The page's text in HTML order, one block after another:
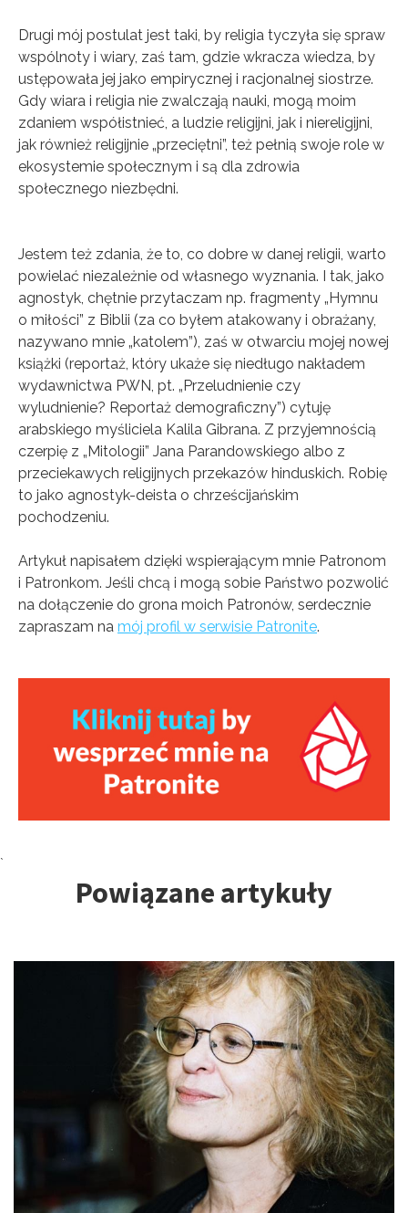
Drugi mój postulat jest taki, by religia tyczyła się spraw
wspólnoty i wiary, zaś tam, gdzie wkracza wiedza, by
ustępowała jej jako empirycznej i racjonalnej siostrze.
Gdy wiara i religia nie zwalczają nauki, mogą moim
zdaniem współistnieć, a ludzie religijni, jak i niereligijni,
jak również religijnie „przeciętni”, też pełnią swoje role w
ekosystemie społecznym i są dla zdrowia
społecznego niezbędni.
Jestem też zdania, że to, co dobre w danej religii, warto
powielać niezależnie od własnego wyznania. I tak, jako
agnostyk, chętnie przytaczam np. fragmenty „Hymnu
o miłości” z Biblii (za co byłem atakowany i obrażany,
nazywano mnie „katolem”), zaś w otwarciu mojej nowej
książki (reportaż, który ukaże się niedługo nakładem
wydawnictwa PWN, pt. „Przeludnienie czy
wyludnienie? Reportaż demograficzny”) cytuję
arabskiego myśliciela Kalila Gibrana. Z przyjemnością
czerpię z „Mitologii” Jana Parandowskiego albo z
przeciekawych religijnych przekazów hinduskich. Robię
to jako agnostyk-deista o chrześcijańskim
pochodzeniu.
Artykuł napisałem dzięki wspierającym mnie Patronom
i Patronkom. Jeśli chcą i mogą sobie Państwo pozwolić
na dołączenie do grona moich Patronów, serdecznie
zapraszam na mój profil w serwisie Patronite.
`
Powiązane artykuły